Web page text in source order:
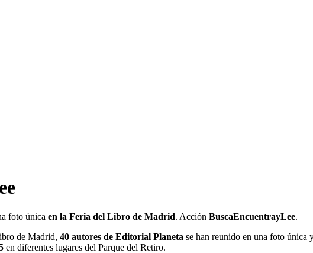
foto única en la Feria del Libro de Madrid. Acción BuscaEncuentrayLee.
de Madrid, 40 autores de Editorial Planeta se han reunido en una foto única
en diferentes lugares del Parque del Retiro.